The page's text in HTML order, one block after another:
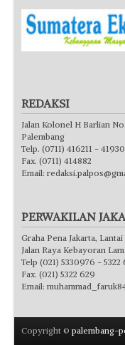
REDAKSI
Jalan Kolonel H Barlian
Palembang
Telp. (0711) 416211 -
Fax. (0711) 414882
Email:
PERWAKILAN
Graha Pena Jakarta, Lantai
Jalan Raya Kebayoran
Telp (021) 5330976 - 5322
Fax. (021) 5322 629
Email:
Copyright © palembang-